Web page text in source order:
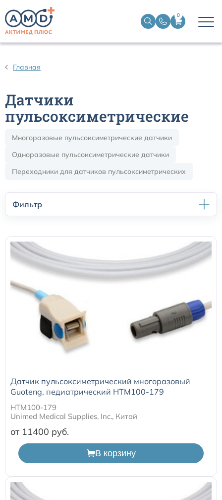
0
Главная
Датчики
пульсоксиметрические
Многоразовые пульсоксиметрические датчики
Одноразовые пульсоксиметрические датчики
Переходники для датчиков пульсоксиметрических
Фильтр
Датчик пульсоксиметрический многоразовый
Guoteng, педиатрический HTM100-179
HTM100-179
Unimed Medical Supplies, Inc., Китай
от 11400
В корзину
Датчики ЭЭГ BIS
Кабели пациента ЭКГ
Кабели для кардиографов
Датчики потока для аппаратов ИВЛ
Электроды для ЭКГ
Пульсоксиметры
Кабели для инвазивного давления (ИАД)
Подбор по марке оборудования
Оригинальные расходные материалы GE
Nihon Kohden расходные материалы
Расходные материалы для транскутанного монитора
Sentec